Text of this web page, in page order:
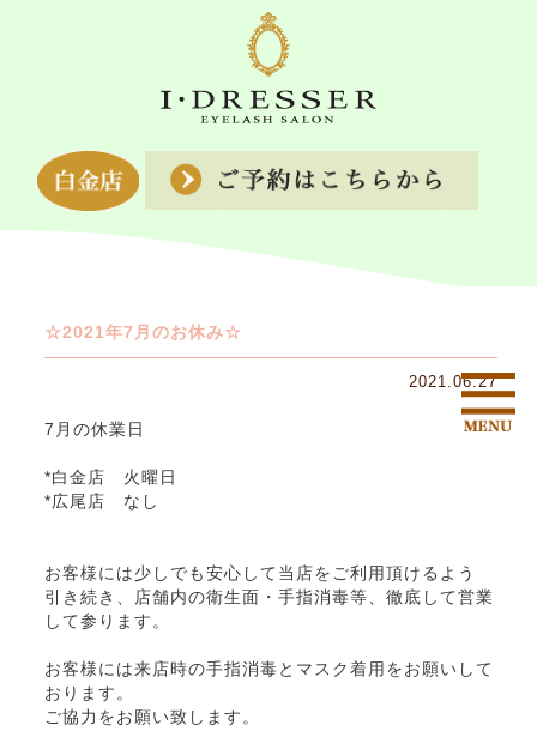
☆2021年7月のお休み☆
2021.06.27
7月の休業日
*白金店 火曜日
*広尾店 なし
お客様には少しでも安心して当店をご利用頂けるよう
引き続き、店舗内の衛生面・手指消毒等、徹底して営業
して参ります。
お客様には来店時の手指消毒とマスク着用をお願いして
おります。
ご協力をお願い致します。